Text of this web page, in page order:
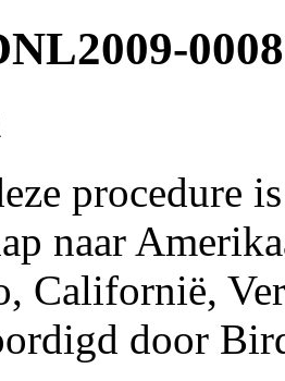
0008
procedure
naar
Californië,
door